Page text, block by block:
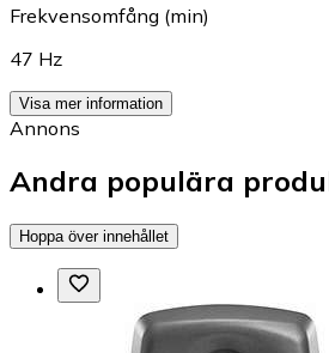
Frekvensomfång (min)
47 Hz
Visa mer information
Annons
Andra populära
Hoppa över innehållet